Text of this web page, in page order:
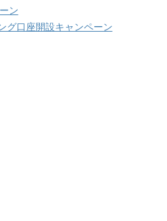
ン
グ口座開設キャンペーン